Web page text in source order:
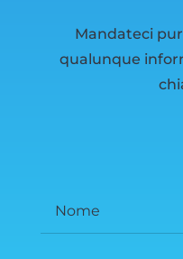
Mandateci
qualunque